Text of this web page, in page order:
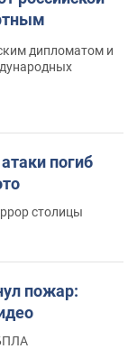
дипломатом и
погиб
столицы
пожар: